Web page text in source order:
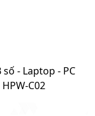
số - Laptop - PC
C02